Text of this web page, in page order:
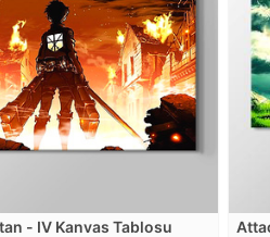
- IV Kanvas Tablosu